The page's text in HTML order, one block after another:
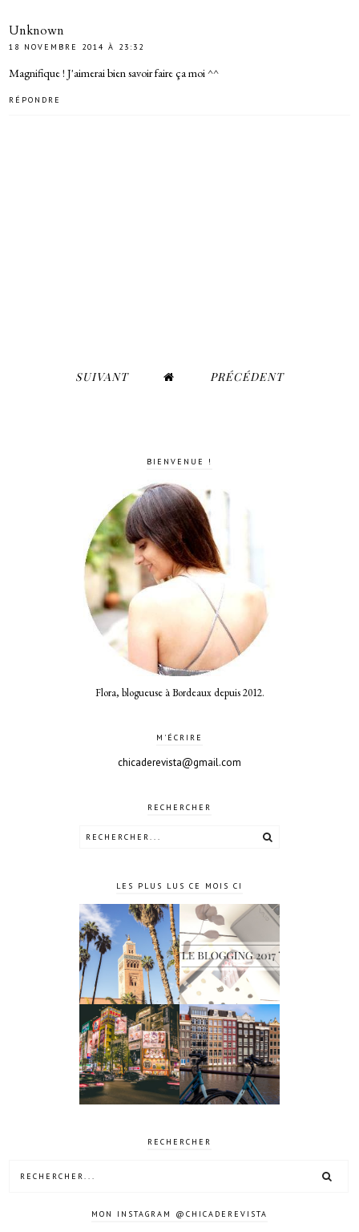
Unknown
18 NOVEMBRE 2014 À 23:32
Magnifique ! J'aimerai bien savoir faire ça moi ^^
RÉPONDRE
SUIVANT PRÉCÉDENT
BIENVENUE !
Flora, blogueuse à Bordeaux depuis 2012.
M'ÉCRIRE
chicaderevista@gmail.com
RECHERCHER
LES PLUS LUS CE MOIS CI
4 jours à
Marrakech
Le blogging
2017 ?
10 jours à
Tokyo au
Japon
4 jours à
Amsterdam
RECHERCHER
MON INSTAGRAM @CHICADEREVISTA